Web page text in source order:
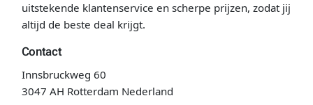
uitstekende klantenservice en scherpe prijzen, zodat jij
altijd de beste deal krijgt.
Contact
Innsbruckweg 60
3047 AH Rotterdam Nederland